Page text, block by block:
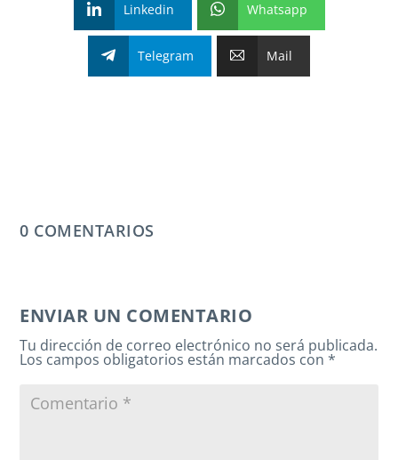
Linkedin Whatsapp
Telegram Mail
0 COMENTARIOS
ENVIAR UN COMENTARIO
Tu dirección de correo electrónico no será publicada.
Los campos obligatorios están marcados con*